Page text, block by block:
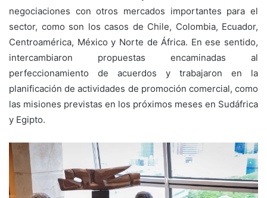
negociaciones con otros mercados importantes para el
sector, como son los casos de Chile, Colombia, Ecuador,
Centroamérica, México y Norte de África. En ese sentido,
intercambiaron propuestas encaminadas al
perfeccionamiento de acuerdos y trabajaron en la
planificación de actividades de promoción comercial, como
las misiones previstas en los próximos meses en Sudáfrica
y Egipto.